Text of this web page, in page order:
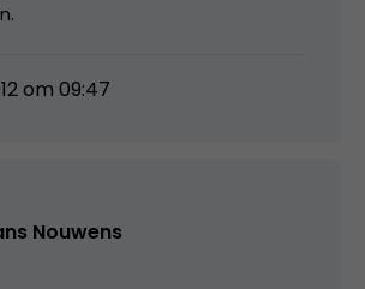
om 09:47
Nouwens